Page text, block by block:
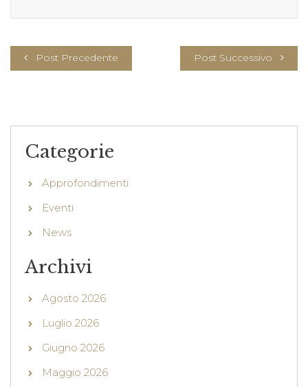
Post Precedente Post Successivo
Categorie
Approfondimenti
Eventi
News
Archivi
Agosto 2026
Luglio 2026
Giugno 2026
Maggio 2026